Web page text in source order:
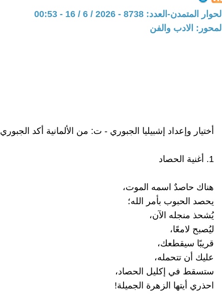
الحوار المتمدن-العدد: 8738 - 2026 / 6 / 16 - 00:53
المحور: الادب والفن
أختيار وإعداد إشبيليا الجبوري - ت: من الألمانية أكد الجبوري
1. أغنية الحصاد
هناك حاصدٌ اسمه الموت،
يحصد الحبوب بأمر الله؛
يُشحذ منجله الآن،
ليُصبح لامعًا،
قريبًا سيقطعك،
عليك أن تتحمله،
ستسقط في إكليل الحصاد،
احذري أيتها الزهرة الجميلة!